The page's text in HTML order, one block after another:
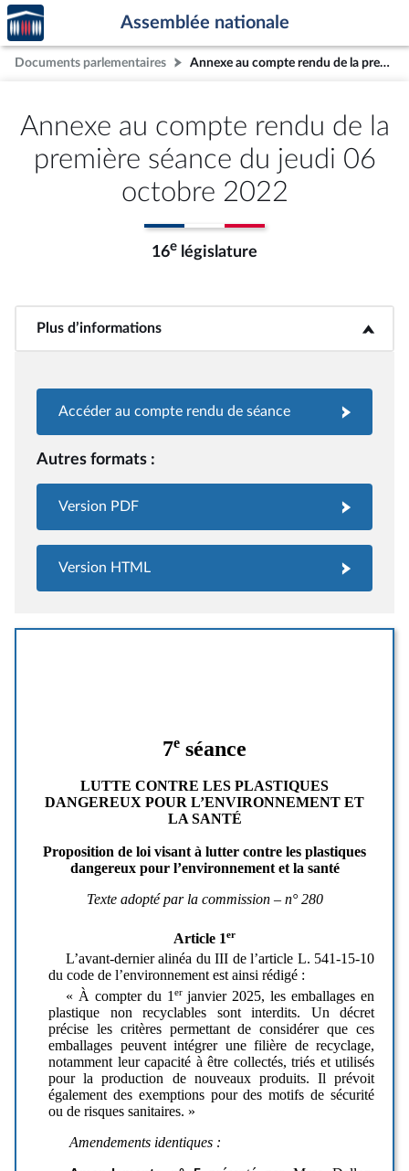
Aller au contenu
Aller en bas de la page
Accèder
à la
page
d'accueil
Assemblée nationale
Documents parlementaires Annexe au compte rendu de la première séance du jeudi 06 octobre 2022
Annexe au compte rendu de la
première séance du jeudi 06
octobre 2022
16e législature
Plus d’informations<b>Plus d’informations</b>
Accéder au compte rendu de séance
Autres formats :
Version PDF
Version HTML